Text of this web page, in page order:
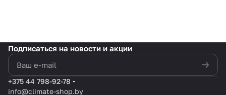
Подписаться на новости и акции
+375 44 798-92-78
info@climate-shop.by